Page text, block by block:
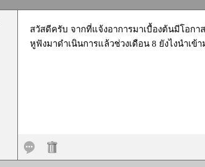
สวัสดีครับ จากที่แจ้งอาการมาเบื้องต้นมีโอกา
หูฟังมาดำเนินการแล้วช่วงเดือน 8 ยังไงนำเ